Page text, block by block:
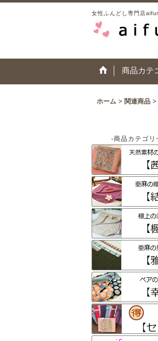
女性ふんどし専門店
商品カテ
ホーム > 関連商品 >
-商品カテゴリ